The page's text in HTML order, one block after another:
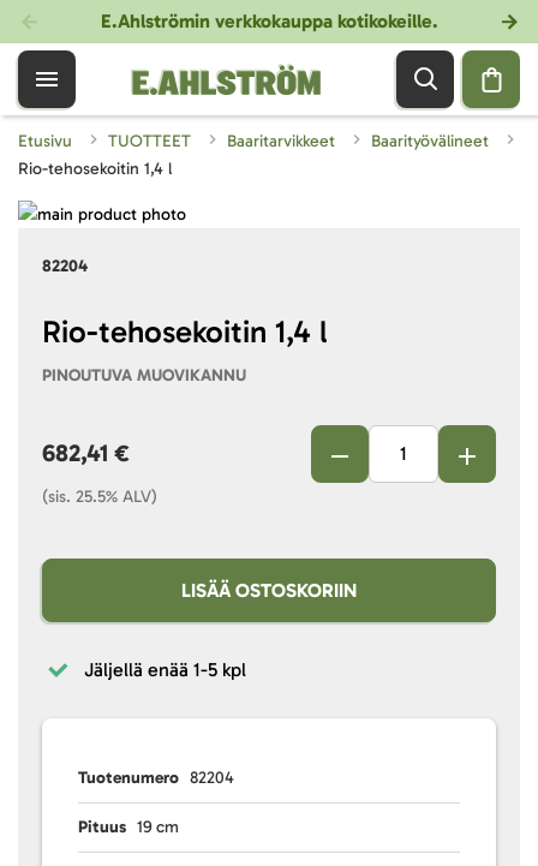
E.Ahlströmin verkkokauppa kotikokeille.
Etusivu TUOTTEET Baaritarvikkeet
Baarityövälineet
Rio-tehosekoitin 1,4 l
82204
Rio-tehosekoitin 1,4 l
PINOUTUVA MUOVIKANNU
682,41 €
(sis. 25.5% ALV)
LISÄÄ OSTOSKORIIN
Jäljellä enää 1-5 kpl
Tuotenumero 82204
Pituus 19 cm
Skip
images
beginning